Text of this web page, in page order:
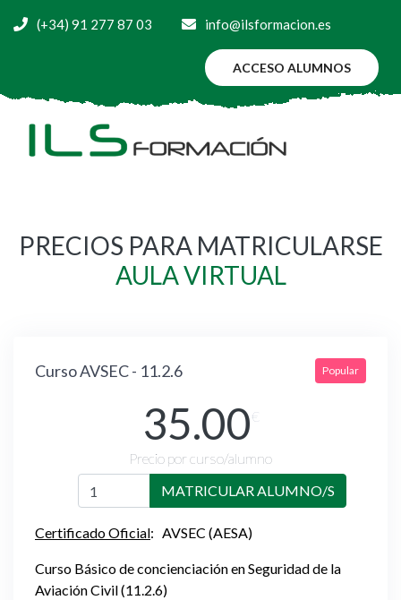
(+34) 91 277 87 03 info@ilsformacion.es
ACCESO ALUMNOS
PRECIOS PARA MATRICULARSE
AULA VIRTUAL
Curso AVSEC - 11.2.6 Popular
35.00€
Precio por curso/alumno
MATRICULAR ALUMNO/S
Certificado Oficial: AVSEC (AESA)
Curso Básico de concienciación en Seguridad de la
Aviación Civil (11.2.6)